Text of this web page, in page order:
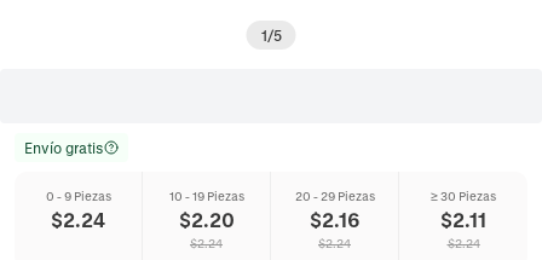
1/5
Envío gratis
0 - 9 Piezas
$2.24
10 - 19 Piezas
$2.20
$2.24
20 - 29 Piezas
$2.16
$2.24
≥ 30 Piezas
$2.11
$2.24